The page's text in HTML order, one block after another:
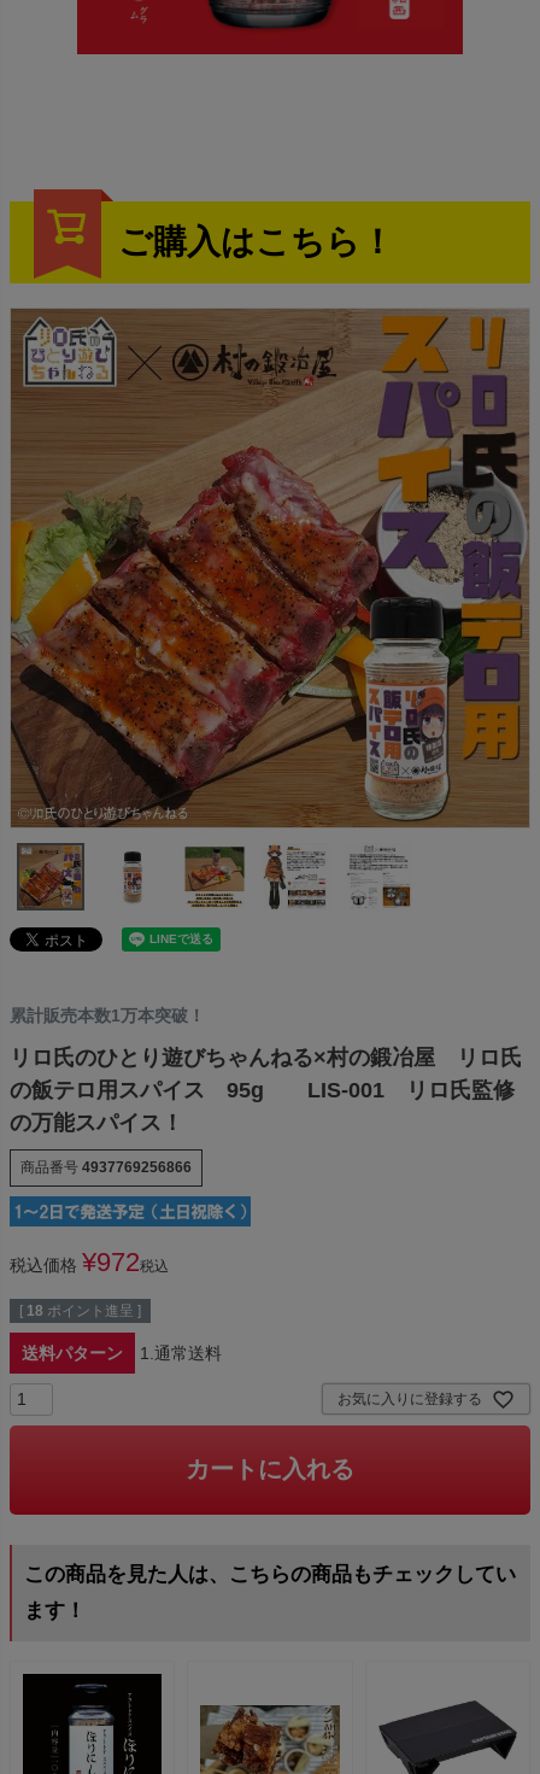
ご購入はこちら！
累計販売本数1万本突破！
リロ氏のひとり遊びちゃんねる×村の鍛冶屋 リロ氏
の飯テロ用スパイス 95g LIS-001 リロ氏監修
の万能スパイス！
商品番号 4937769256866
税込価格 ¥972税込
[ 18 ポイント進呈 ]
送料パターン 1.通常送料
お気に入りに登録する
カートに入れる
この商品を見た人は、こちらの商品もチェックしてい
ます！